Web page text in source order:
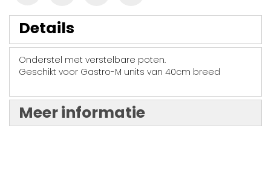
Details
Onderstel met verstelbare poten.
Geschikt voor Gastro-M units van 40cm breed
Meer informatie